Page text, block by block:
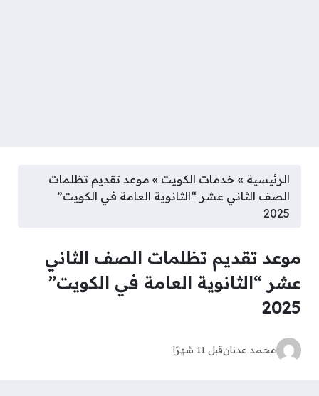
الرئيسية » خدمات الكويت » موعد تقديم تظلمات
الصف الثاني عشر “الثانوية العامة في الكويت”
2025
موعد تقديم تظلمات الصف الثاني
عشر “الثانوية العامة في الكويت”
2025
محمد عدنانقبل 11 شهرًا